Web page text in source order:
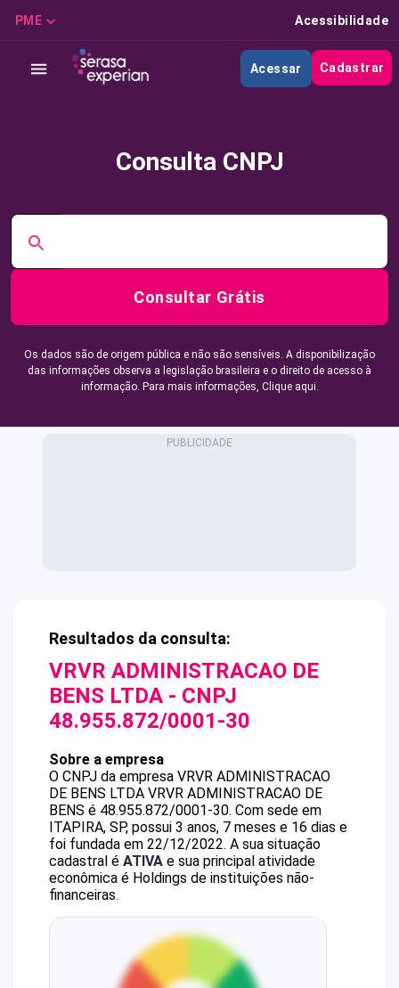
PME Acessibilidade
Acessar Cadastrar
Consulta CNPJ
Consultar Grátis
Os dados são de origem pública e não são sensíveis. A disponibilização
das informações observa a legislação brasileira e o direito de acesso à
informação. Para mais informações, Clique aqui.
Resultados da consulta:
VRVR ADMINISTRACAO DE
BENS LTDA - CNPJ
48.955.872/0001-30
Sobre a empresa
O CNPJ da empresa VRVR ADMINISTRACAO
DE BENS LTDA VRVR ADMINISTRACAO DE
BENS é 48.955.872/0001-30. Com sede em
ITAPIRA, SP, possui 3 anos, 7 meses e 16 dias e
foi fundada em 22/12/2022. A sua situação
cadastral é ATIVA e sua principal atividade
econômica é Holdings de instituições não-
financeiras.